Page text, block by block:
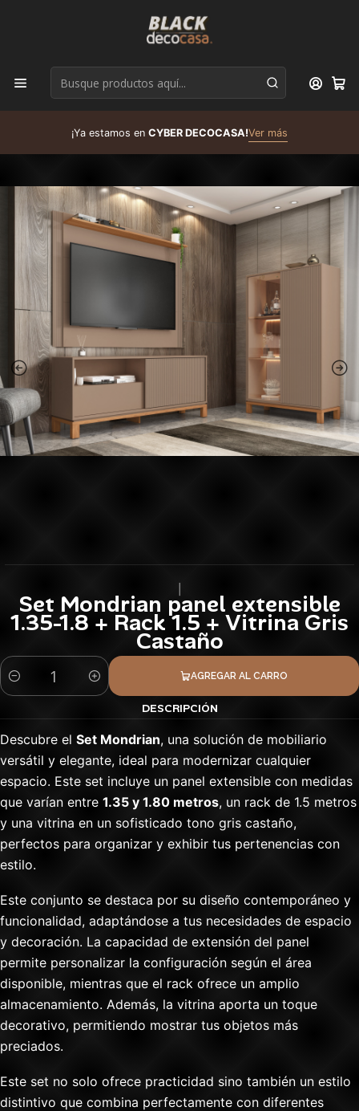
¡Ya estamos en CYBER DECOCASA!Ver más
Set Mondrian panel extensible
1.35-1.8 + Rack 1.5 + Vitrina Gris
Castaño
Cantidad
AGREGAR AL CARRO
DESCRIPCIÓN
Descubre el Set Mondrian, una solución de mobiliario
versátil y elegante, ideal para modernizar cualquier
espacio. Este set incluye un panel extensible con medidas
que varían entre 1.35 y 1.80 metros, un rack de 1.5 metros
y una vitrina en un sofisticado tono gris castaño,
perfectos para organizar y exhibir tus pertenencias con
estilo.
Este conjunto se destaca por su diseño contemporáneo y
funcionalidad, adaptándose a tus necesidades de espacio
y decoración. La capacidad de extensión del panel
permite personalizar la configuración según el área
disponible, mientras que el rack ofrece un amplio
almacenamiento. Además, la vitrina aporta un toque
decorativo, permitiendo mostrar tus objetos más
preciados.
Este set no solo ofrece practicidad sino también un estilo
distintivo que combina perfectamente con diferentes